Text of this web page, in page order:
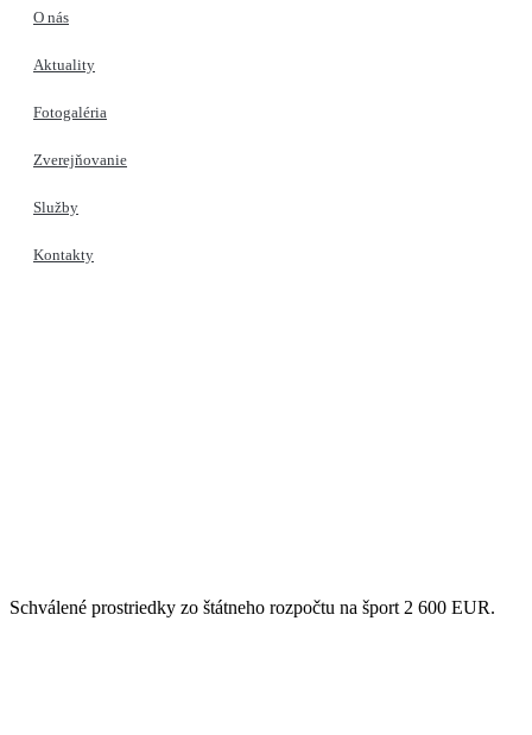
O nás
Aktuality
Fotogaléria
Zverejňovanie
Služby
Kontakty
Schválené prostriedky zo štátneho rozpočtu na šport 2 600 EUR.